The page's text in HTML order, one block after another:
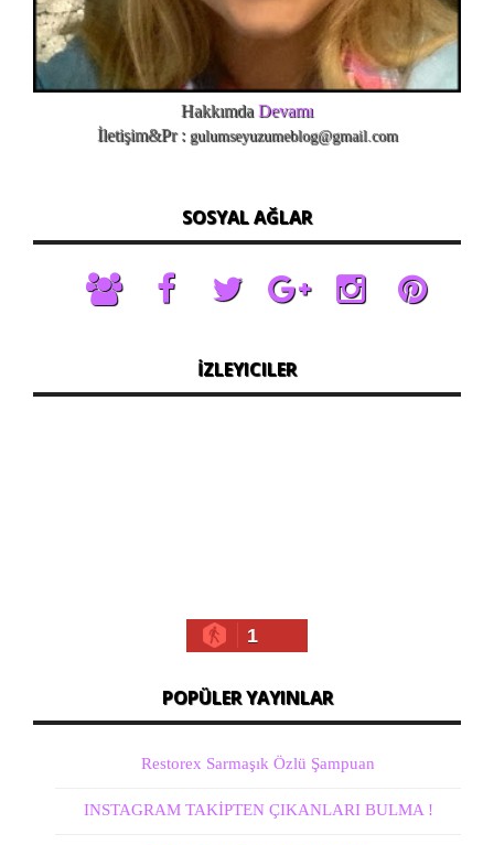
HakkımdaDevamı
İletişim&Pr : gulumseyuzumeblog@gmail.com
SOSYAL AĞLAR
İZLEYICILER
1
POPÜLER YAYINLAR
Restorex Sarmaşık Özlü Şampuan
INSTAGRAM TAKİPTEN ÇIKANLARI BULMA !